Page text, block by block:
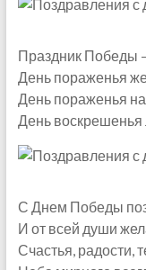
Праздник Победы
День пораженья
День пораженья
День
С Днем Победы
И от всей души
Счастья, радости,